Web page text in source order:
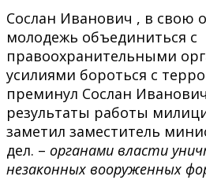
Сослан Иванович , в свою
молодежь объединиться с
правоохранительными
усилиями бороться с
преминул Сослан
результаты работы
заметил заместитель
дел. – органами власти
незаконных вооруженных